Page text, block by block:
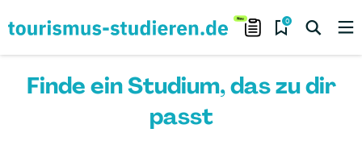
0
Finde ein Studium, das zu dir
passt